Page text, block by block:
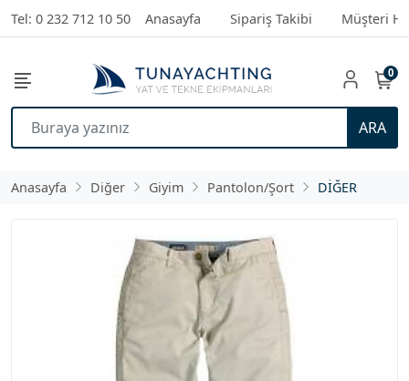
Tel: 0 232 712 10 50 Anasayfa Sipariş Takibi Müşteri
ARA
0
Anasayfa Diğer Giyim Pantolon/Şort DİĞER